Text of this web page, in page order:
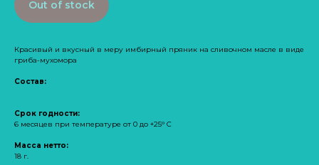
Out of stock
Красивый и вкусный в меру имбирный пряник на сливочном масле в виде
гриба-мухомора
Состав:
Срок годности:
6 месяцев при температуре от 0 до +25° С
Масса нетто:
18 г.